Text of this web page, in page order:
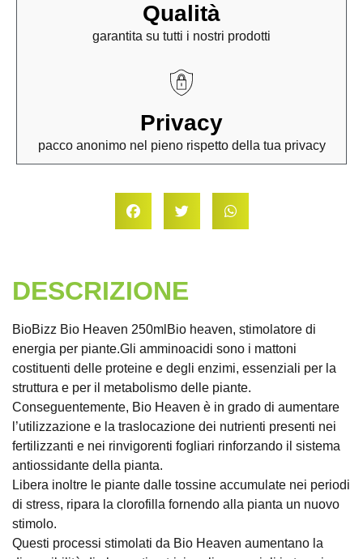
Qualità
garantita su tutti i nostri prodotti
Privacy
pacco anonimo nel pieno rispetto della tua privacy
DESCRIZIONE
BioBizz Bio Heaven 250mlBio heaven, stimolatore di
energia per piante.Gli amminoacidi sono i mattoni
costituenti delle proteine e degli enzimi, essenziali per la
struttura e per il metabolismo delle piante.
Conseguentemente, Bio Heaven è in grado di aumentare
l’utilizzazione e la traslocazione dei nutrienti presenti nei
fertilizzanti e nei rinvigorenti fogliari rinforzando il sistema
antiossidante della pianta.
Libera inoltre le piante dalle tossine accumulate nei periodi
di stress, ripara la clorofilla fornendo alla pianta un nuovo
stimolo.
Questi processi stimolati da Bio Heaven aumentano la